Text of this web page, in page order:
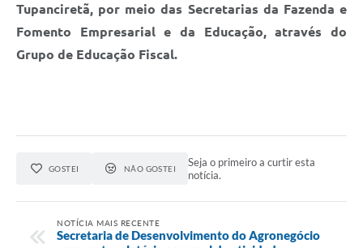
Tupanciretã, por meio das Secretarias da Fazenda e
Fomento Empresarial e da Educação,através do
Grupo de Educação Fiscal.
GOSTEI NÃO GOSTEI
Seja o primeiro a curtir esta
notícia.
NOTÍCIA MAIS RECENTE
Secretaria de Desenvolvimento do Agronegócio